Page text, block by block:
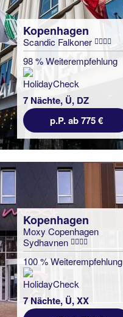
Kopenhagen
Scandic Falkoner
98 % Weiterempfehlung
7 Nächte, Ü, DZ
p.P. ab 775 €
Kopenhagen
Moxy Copenhagen
Sydhavnen
100 % Weiterempfehlung
7 Nächte, Ü, XX